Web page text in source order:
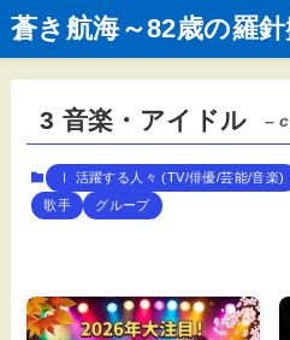
蒼き航海～82歳の羅
3 音楽・アイドル –
Ⅰ 活躍する人々 (TV/俳優/芸能/音楽)
歌手
グループ